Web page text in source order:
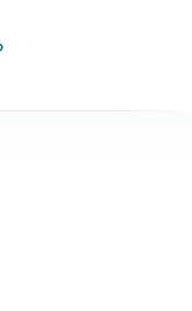
の採光を確保
リーキー採用